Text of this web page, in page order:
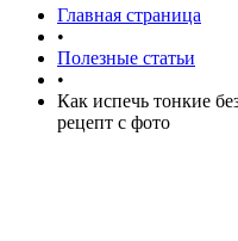
Главная страница
•
Полезные статьи
•
Как испечь тонкие
рецепт с фото